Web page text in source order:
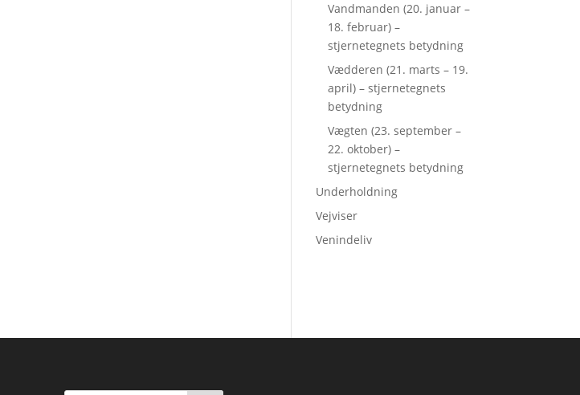
Vandmanden (20. januar –
18. februar) –
stjernetegnets betydning
Vædderen (21. marts – 19.
april) – stjernetegnets
betydning
Vægten (23. september –
22. oktober) –
stjernetegnets betydning
Underholdning
Vejviser
Venindeliv